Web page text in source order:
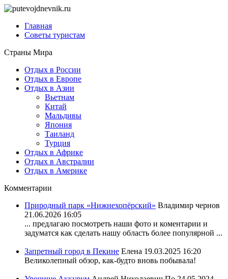
Главная
Советы туристам
Страны Мира
Отдых в России
Отдых в Европе
Отдых в Азии
Вьетнам
Китай
Мальдивы
Япония
Таиланд
Турция
Отдых в Африке
Отдых в Австралии
Отдых в Америке
Комментарии
Природный парк «Нижнехопёрский» Владимир чернов
21.06.2026 16:05
... предлагаю посмотреть наши фото и коментарии и
задуматся как сделать нашу область более популярной ...
Запретный город в Пекине Елена 19.03.2025 16:20
Великолепный обзор, как-будто вновь побывала!